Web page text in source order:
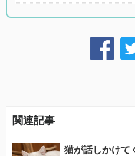
関連記事
猫が話しかけて